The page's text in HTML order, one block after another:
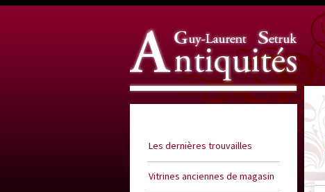
Les dernières trouvailles
Vitrines anciennes de magasin